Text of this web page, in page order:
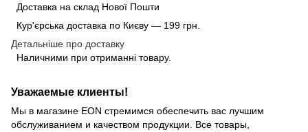
Доставка на склад Нової Пошти
Кур'єрська доставка по Києву — 199 грн.
Детальніше про доставку
Наличними при отриманні товару.
Уважаемые клиенты!
Мы в магазине EON стремимся обеспечить вас лучшим
обслуживанием и качеством продукции. Все товары,